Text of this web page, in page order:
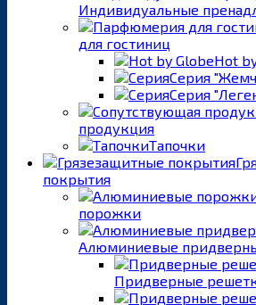
Индивидуальные
для гостиниц
Hot
Серия
Серия
продукция
Тапочки
покрытия
порожки
Алюминиевые
Придверные